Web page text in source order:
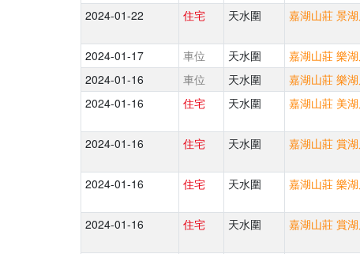
2024-01-22 住宅 天水圍 嘉湖山莊 景
2024-01-17 車位 天水圍 嘉湖山莊 樂
2024-01-16
車位 天水圍 嘉湖山莊 樂
2024-01-16
住宅 天水圍 嘉湖山莊 美
2024-01-16 住宅 天水圍 嘉湖山莊 賞
2024-01-16 住宅 天水圍 嘉湖山莊 樂
2024-01-16 住宅 天水圍 嘉湖山莊 賞